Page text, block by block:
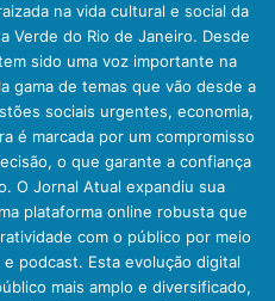
na vida cultural e social da
Verde do Rio de Janeiro. Desde
sido uma voz importante na
gama de temas que vão desde a
sociais urgentes, economia,
é marcada por um compromisso
o que garante a confiança
O Jornal Atual expandiu sua
plataforma online robusta que
com o público por meio
podcast. Esta evolução digital
mais amplo e diversificado,